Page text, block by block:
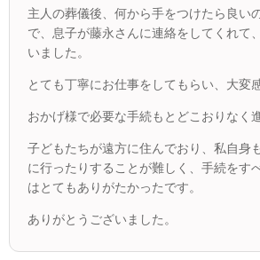
主人の葬儀後、何から手をつけたら良い
で、息子が藤永さんに連絡をしてくれて
いました。
とても丁寧にお仕事をしてもらい、大変
おかげ様で必要な手続もとどこおりなく
子どもたちが遠方に住んでおり、私自身
に行ったりすることが難しく、手続をす
はとてもありがたかったです。
ありがとうございました。